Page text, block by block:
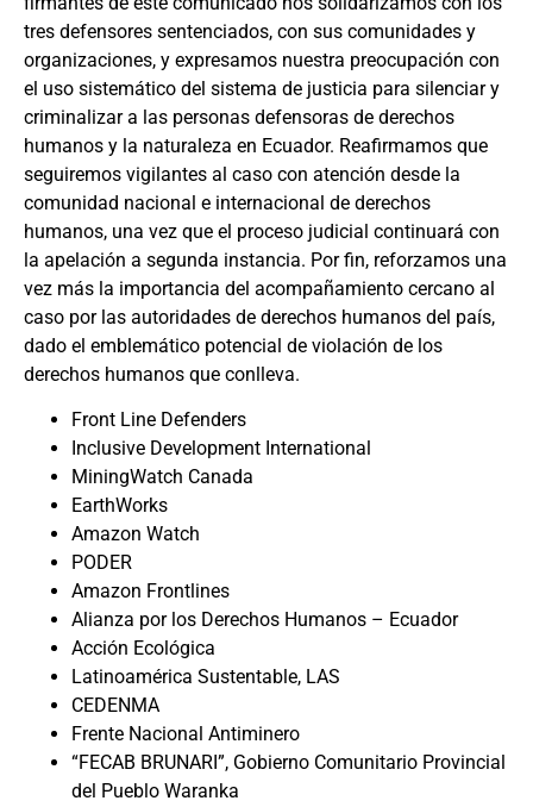
tres defensores sentenciados, con sus comunidades y
organizaciones, y expresamos nuestra preocupación con
el uso sistemático del sistema de justicia para silenciar y
criminalizar a las personas defensoras de derechos
humanos y la naturaleza en Ecuador. Reafirmamos que
seguiremos vigilantes al caso con atención desde la
comunidad nacional e internacional de derechos
humanos, una vez que el proceso judicial continuará con
la apelación a segunda instancia. Por fin, reforzamos una
vez más la importancia del acompañamiento cercano al
caso por las autoridades de derechos humanos del país,
dado el emblemático potencial de violación de los
derechos humanos que conlleva.
Front Line Defenders
Inclusive Development International
MiningWatch Canada
EarthWorks
Amazon Watch
PODER
Amazon Frontlines
Alianza por los Derechos Humanos – Ecuador
Acción Ecológica
Latinoamérica Sustentable, LAS
CEDENMA
Frente Nacional Antiminero
“FECAB BRUNARI”, Gobierno Comunitario Provincial
del Pueblo Waranka